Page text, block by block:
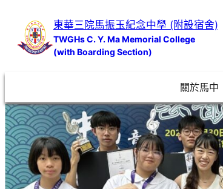
內
東華三院馬振玉紀念中學 (附設宿舍)
TWGHs C. Y. Ma Memorial College
(with Boarding Section)
關於馬中